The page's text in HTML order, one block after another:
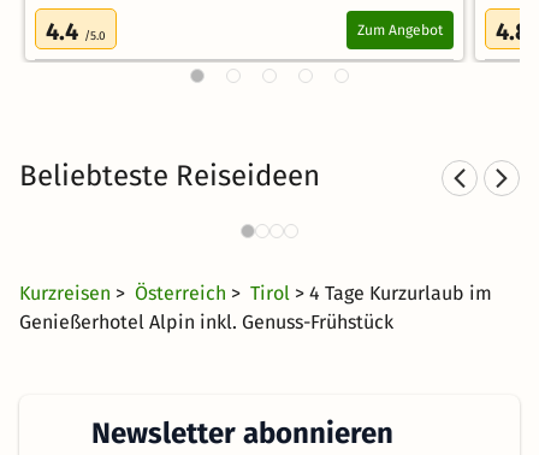
4.4 /5.0 Zum Angebot 4.8
Beliebteste Reiseideen
Sporthotels in Tirol
1384 Angebote
Kurzreisen > Österreich > Tirol > 4 Tage Kurzurlaub im
Genießerhotel Alpin inkl. Genuss-Frühstück
Newsletter abonnieren